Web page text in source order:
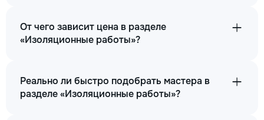
От чего зависит цена в разделе
«Изоляционные работы»?
Реально ли быстро подобрать мастера в
разделе «Изоляционные работы»?